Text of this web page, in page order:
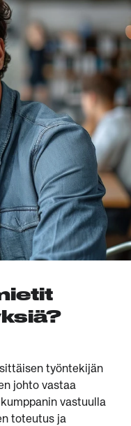
työntekijän
johto vastaa
vastuulla
toteutus ja